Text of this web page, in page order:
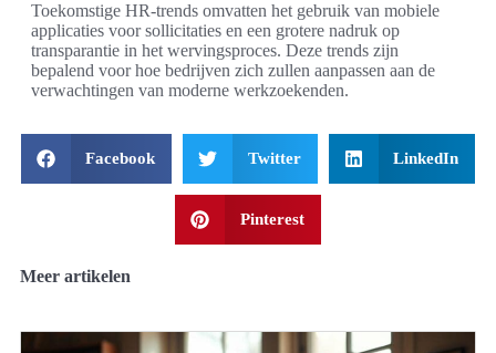
Toekomstige HR-trends omvatten het gebruik van mobiele
applicaties voor sollicitaties en een grotere nadruk op
transparantie in het wervingsproces. Deze trends zijn
bepalend voor hoe bedrijven zich zullen aanpassen aan de
verwachtingen van moderne werkzoekenden.
Facebook Twitter LinkedIn
Pinterest
Meer artikelen